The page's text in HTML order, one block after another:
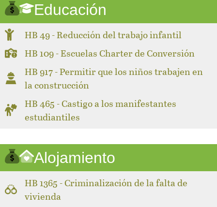
Educación
HB 49 - Reducción del trabajo infantil
HB 109 - Escuelas Charter de Conversión
HB 917 - Permitir que los niños trabajen en
la construcción
HB 465 - Castigo a los manifestantes
estudiantiles
Alojamiento
HB 1365 - Criminalización de la falta de
vivienda